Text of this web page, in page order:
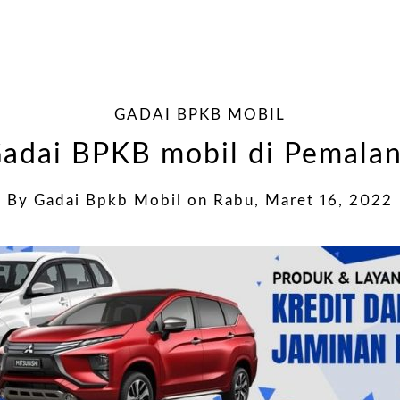
GADAI BPKB MOBIL
BPKB mobil di
By Gadai Bpkb Mobil on Rabu, Maret 16, 2022